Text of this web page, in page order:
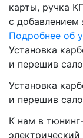
карты, ручка
с
Подробнее об
Установка
и перешив
Установка
и перешив
К нам в